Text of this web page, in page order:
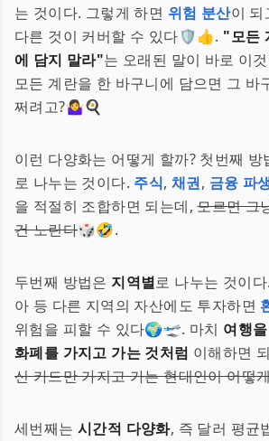
는 것이다. 그렇게 하면 위험 분산이 되
다른 것이 커버할 수 있다🛡️👍. "모든
에 담지 말라"는 오래된 말이 바로 이
모든 계란을 한 바구니에 담으면 그 바
쩌려고?🤷‍♀️🍳
이런 다양화는 어떻게 할까? 첫번째 방
로 나누는 것이다. 주식,채권, 금융 파
을 적절히 조합하면 되는데,모르면 그
건 노린다🎲🤣.
두번째 방법은 지역별로 나누는 것이
아 등 다른 지역의 자산에도 투자하면
위험을 피할 수 있다🌍🛫. 마치 여행
화폐를 가지고 가는 것처럼 이해하면
신 카드만 가지고 가는 현대인이 어떻
세번째는 시간적 다양화, 즉 달러 평균